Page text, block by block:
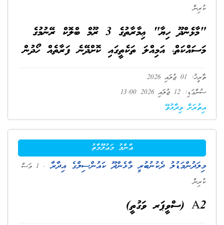
ކުރިން
"މާޅެންދޫ ހިޔާ" ޢިމާރާތުގެ 3 ރޫމް ބްލޮކް ރޭނުމުގެ
މަސައްކަތް، އަމިއްލަ ތަކެތީގައި ކޮށްދޭނެ ފަރާތެއް ހޯދުން
ތާރީޚު: 01 ޖުލައި 2026
ސުންގަޑި: 12 ޖުލައި 2026 13:00
އިތުރަށް ވިދާޅުވޭ
ޢާންމު މަޢުލޫމާތު
މިލަދުންމަޑުލު ދެކުނުބުރީ މާޅެންދޫ ކައުންސިލްގެ އިދާރާ
. 1 މަސް
ކުރިން
A2 (ސްވީޕަރ ވަގުތީ)